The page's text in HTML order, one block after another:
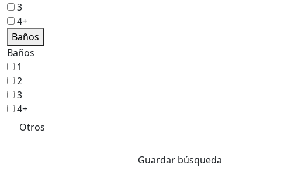
3
4+
Baños
Baños
1
2
3
4+
Otros
Guardar búsqueda